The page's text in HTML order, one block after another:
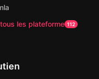
les plateforme 112